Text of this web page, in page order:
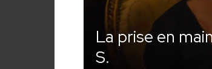
La prise en
S.